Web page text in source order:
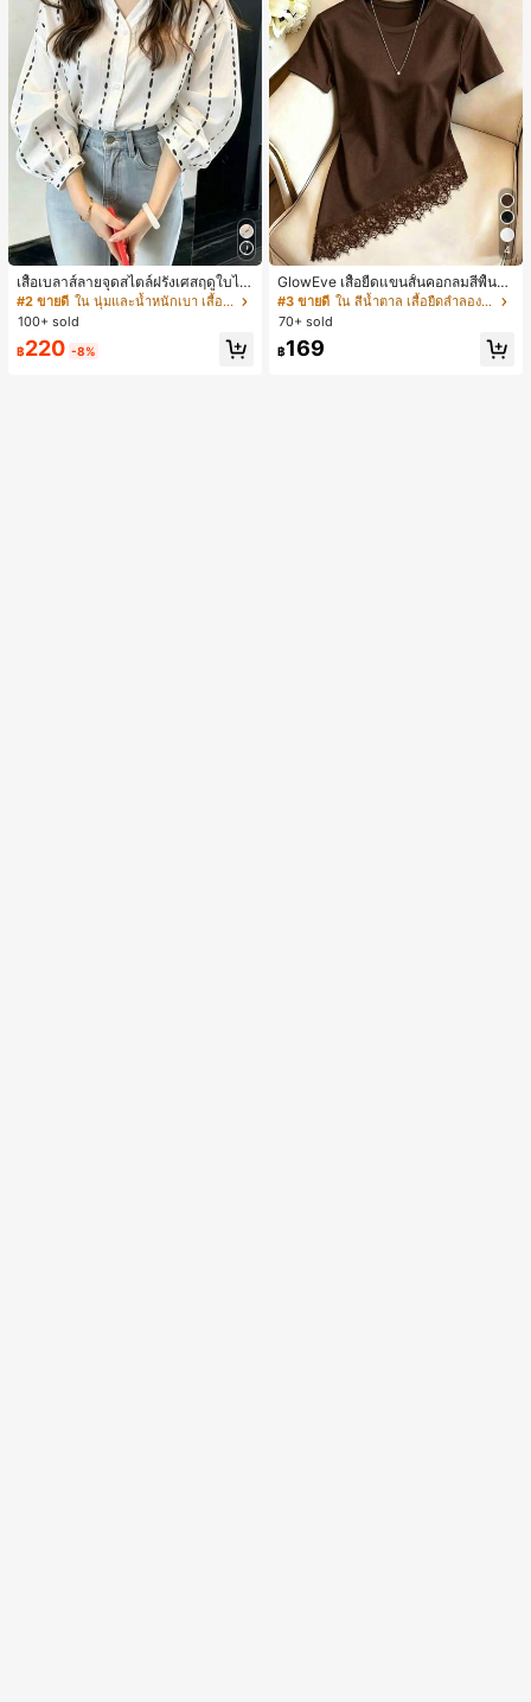
เสื้อเบลาส์ลายจุดสไตล์ฝรั่งเศสฤดูใบไม้
ร่วง, ทรงเข้ารูป, แขนยาวคอวี, สไตล์ให
ม่ฤดูใบไม้ผลิ, ป้องกันแสงแดด, ใส่ไป
ทำงานและลำลอง สีขาว
#2 ขายดี
ใน นุ่มและน้ำหนักเบา เสื้อสตรี เสื้อเบลาส์ & Tee
100+ sold
฿220 -8%
4
GlowEve เสื้อยืดแขนสั้นคอกลมสีพื้นลำ
ลองอเนกประสงค์สำหรับผู้หญิง
#3 ขายดี
ใน สีน้ำตาล เสื้อยืดลำลองพื้นฐาน
70+ sold
฿169